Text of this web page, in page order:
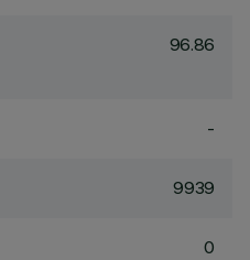
96.86
-
9939
0